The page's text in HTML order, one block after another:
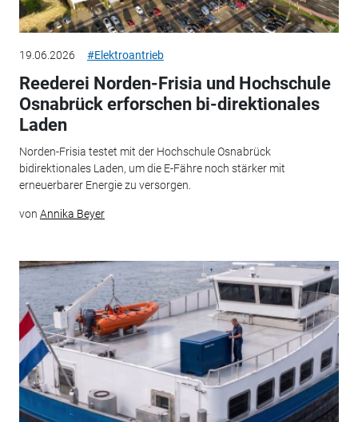
19.06.2026 #Elektroantrieb
Reederei Norden-Frisia und Hochschule
Osnabrück erforschen bi-direktionales
Laden
Norden-Frisia testet mit der Hochschule Osnabrück
bidirektionales Laden, um die E-Fähre noch stärker mit
erneuerbarer Energie zu versorgen.
von Annika Beyer